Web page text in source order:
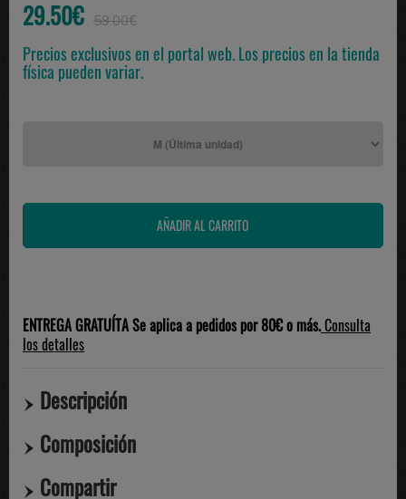
29.50€ 59.00€
Precios exclusivos en el portal web. Los precios en la tienda
física pueden variar.
ENTREGA GRATUÍTA Se aplica a pedidos por 80€ o más.Consulta
los detalles
Descripción
Composición
Compartir